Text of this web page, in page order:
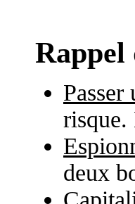
Rappel
Passer
risque.
deux